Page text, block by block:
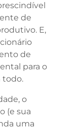
de
E,
de
para o
todo.
o
(e sua
uma